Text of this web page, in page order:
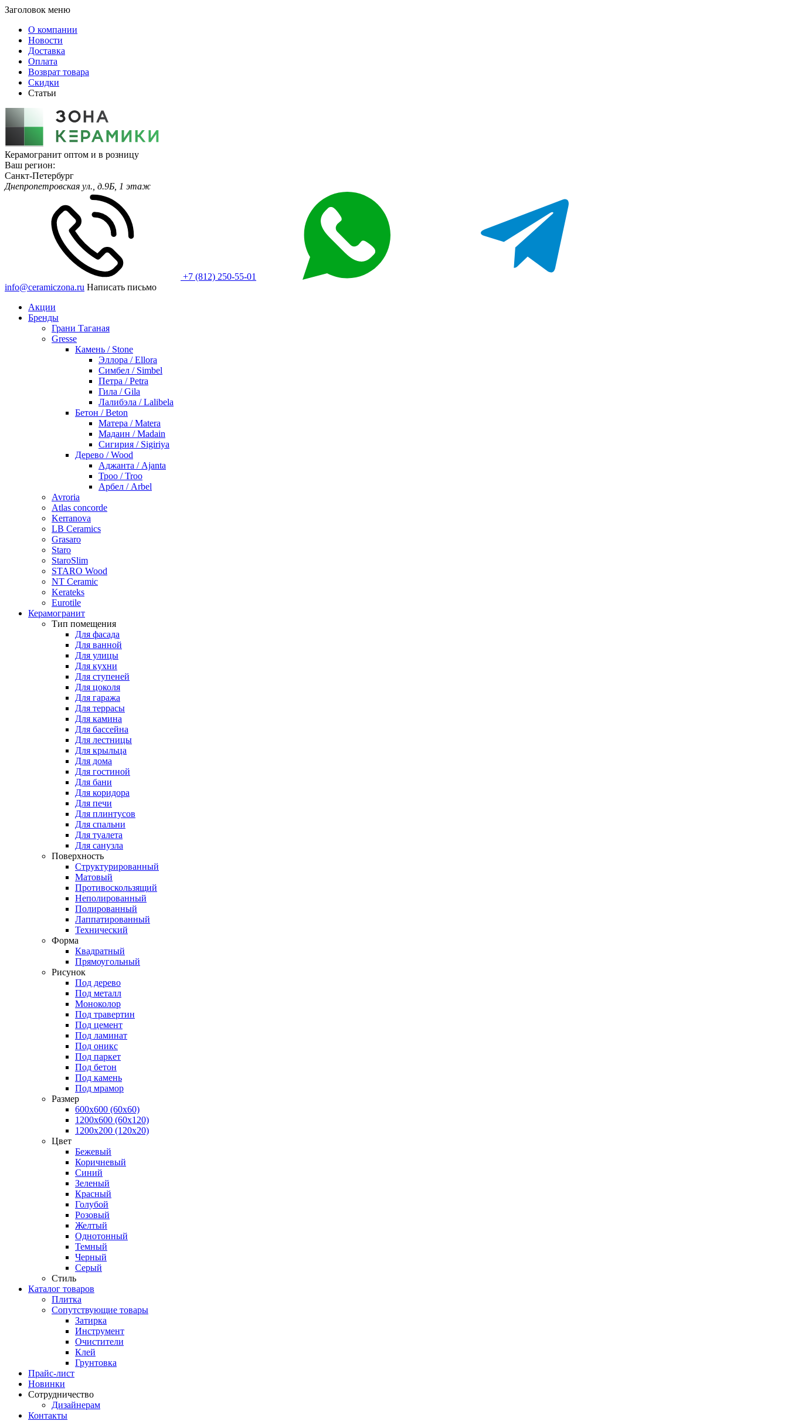
Заголовок меню
О компании
Новости
Доставка
Оплата
Возврат товара
Скидки
Статьи
Керамогранит оптом и в розницу
Ваш регион:
Санкт-Петербург
Днепропетровская ул., д.9Б, 1 этаж
+7 (812) 250-55-01
info@ceramiczona.ru Написать письмо
Акции
Бренды
Грани Таганая
Gresse
Камень / Stone
Эллора / Ellora
Симбел / Simbel
Петра / Petra
Гила / Gila
Лалибэла / Lalibela
Бетон / Beton
Матера / Matera
Мадаин / Madain
Сигирия / Sigiriya
Дерево / Wood
Аджанта / Ajanta
Троо / Troo
Арбел / Arbel
Avroria
Atlas concorde
Kerranova
LB Ceramics
Grasaro
Staro
StaroSlim
STARO Wood
NT Ceramic
Kerateks
Eurotile
Керамогранит
Тип помещения
Для фасада
Для ванной
Для улицы
Для кухни
Для ступеней
Для цоколя
Для гаража
Для террасы
Для камина
Для бассейна
Для лестницы
Для крыльца
Для дома
Для гостиной
Для бани
Для коридора
Для печи
Для плинтусов
Для спальни
Для туалета
Для санузла
Поверхность
Структурированный
Матовый
Противоскользящий
Неполированный
Полированный
Лаппатированный
Технический
Форма
Квадратный
Прямоугольный
Рисунок
Под дерево
Под металл
Моноколор
Под травертин
Под цемент
Под ламинат
Под оникс
Под паркет
Под бетон
Под камень
Под мрамор
Размер
600х600 (60х60)
1200х600 (60х120)
1200х200 (120x20)
Цвет
Бежевый
Коричневый
Синий
Зеленый
Красный
Голубой
Розовый
Желтый
Однотонный
Темный
Черный
Серый
Стиль
Каталог товаров
Плитка
Сопутствующие товары
Затирка
Инструмент
Очистители
Клей
Грунтовка
Прайс-лист
Новинки
Сотрудничество
Дизайнерам
Контакты